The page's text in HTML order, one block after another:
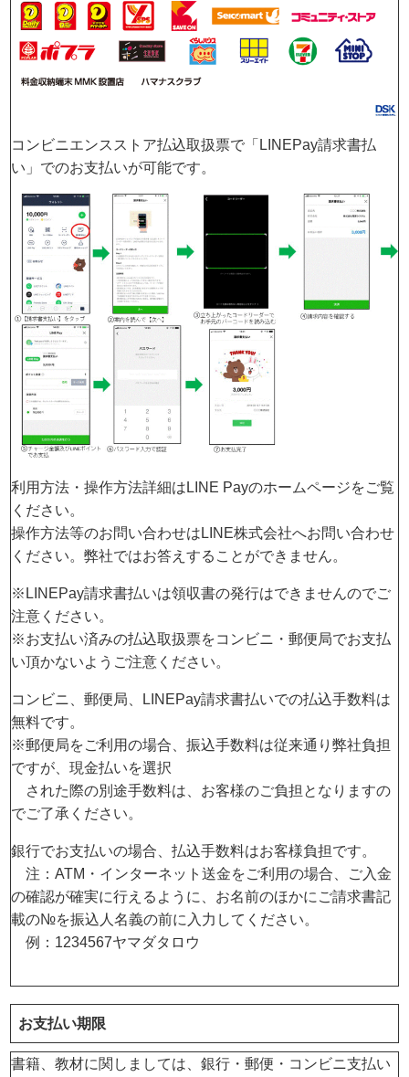
コンビニエンスストア払込取扱票で「LINEPay請求書払
い」でのお支払いが可能です。
利用方法・操作方法詳細は LINE Payのホームページをご覧
ください。
操作方法等のお問い合わせは LINE株式会社へお問い合わせ
ください。弊社ではお答えすることができません。
※LINEPay請求書払いは領収書の発行はできませんのでご
注意ください。
※お支払い済みの払込取扱票をコンビニ・郵便局でお支払
い頂かないようご注意ください。
コンビニ、郵便局、LINEPay請求書払いでの払込手数料は
無料です。
※郵便局をご利用の場合、振込手数料は従来通り弊社負担
ですが、現金払いを選択
された際の別途手数料は、お客様のご負担となりますの
でご了承ください。
銀行でお支払いの場合、払込手数料はお客様負担です。
注：ATM・インターネット送金をご利用の場合、ご入金
の確認が確実に行えるように、お名前のほかにご請求書記
載の№を振込人名義の前に入力してください。
例：1234567ヤマダタロウ
お支払い期限
書籍、教材に関しましては、銀行・郵便・コンビニ支払い